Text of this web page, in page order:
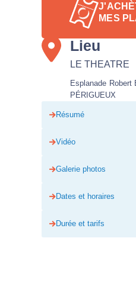
MES
Lieu
LE THEATRE
Esplanade Robert
PÉRIGUEUX
Résumé
Vidéo
Galerie photos
Dates et horaires
Durée et tarifs